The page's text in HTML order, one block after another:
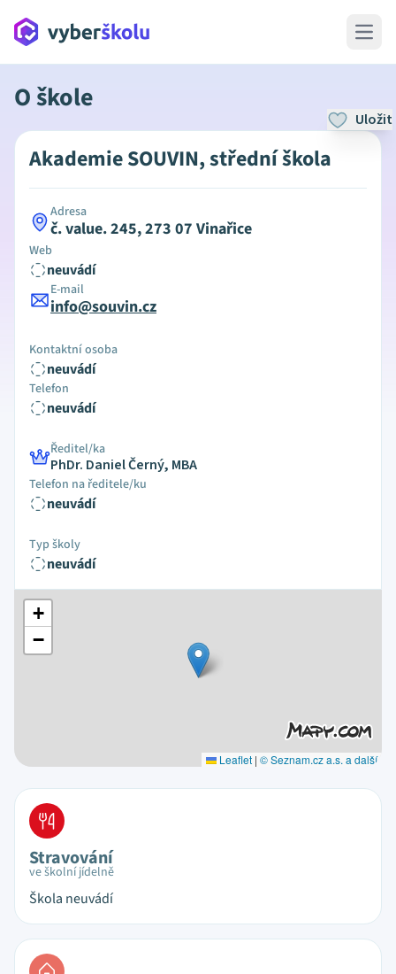
Open
O škole
Uložit
Akademie SOUVIN, střední škola
Adresa
č. value. 245, 273 07 Vinařice
Web
neuvádí
E-mail
info@souvin.cz
Kontaktní osoba
neuvádí
Telefon
neuvádí
Ředitel/ka
PhDr. Daniel Černý, MBA
Telefon na ředitele/ku
neuvádí
Typ školy
neuvádí
+
−
Leaflet | © Seznam.cz a.s. a další
Stravování
ve školní jídelně
Škola neuvádí